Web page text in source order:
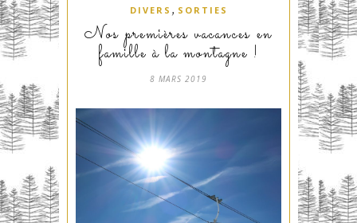
DIVERS , SORTIES
Nos premières vacances en
famille à la montagne !
8 MARS 2019